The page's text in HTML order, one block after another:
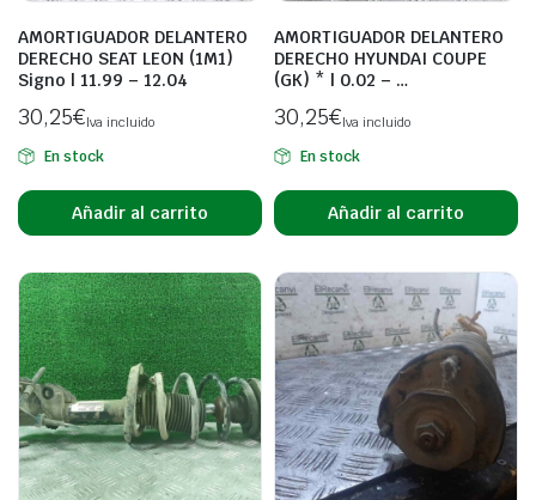
AMORTIGUADOR DELANTERO
DERECHO SEAT LEON (1M1)
Signo | 11.99 – 12.04
30,25€Iva incluido
En stock
Añadir al carrito
AMORTIGUADOR DELANTERO
DERECHO HYUNDAI COUPE
(GK) * | 0.02 – …
30,25€Iva incluido
En stock
Añadir al carrito